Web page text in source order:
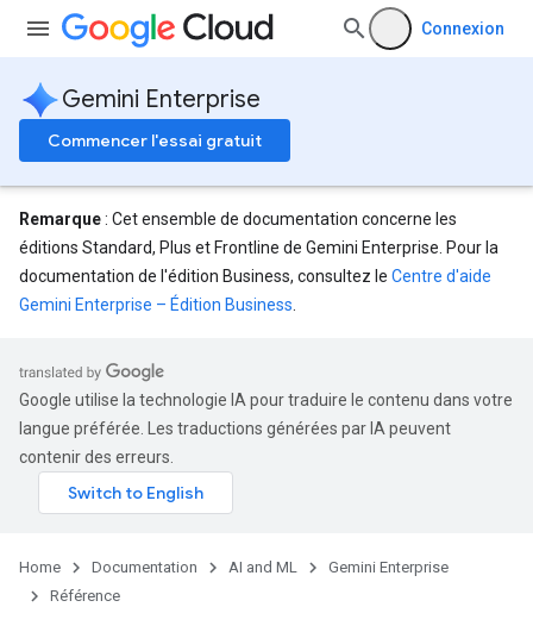
Connexion
Gemini Enterprise
Commencer l'essai gratuit
Remarque: Cet ensemble de documentation concerne les
éditions Standard, Plus et Frontline de Gemini Enterprise. Pour la
documentation de l'édition Business, consultez le Centre d'aide
Gemini Enterprise – Édition Business
Google utilise la technologie IA pour traduire le contenu dans votre
langue préférée. Les traductions générées par IA peuvent
contenir des erreurs.
Home Documentation AI and ML
Gemini Enterprise
Référence